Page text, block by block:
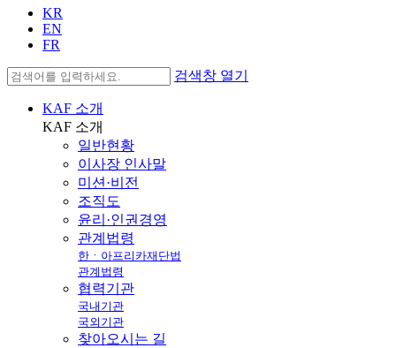
KR
EN
FR
검색창 열기
KAF 소개
KAF 소개
일반현황
이사장 인사말
미션·비전
조직도
윤리·인권경영
관계법령
한ㆍ아프리카재단법
관계법령
협력기관
국내기관
국외기관
찾아오시는 길